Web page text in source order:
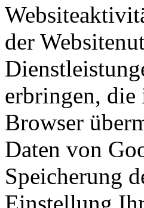
der
erbringen,
Browser
Daten von
Speicherung